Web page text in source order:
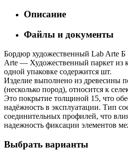
Описание
Файлы и документы
Бордюр художественный Lab Arte Б
Arte — Художественный паркет из
одной упаковке содержится шт.
Изделие выполнено из древесины
(несколько пород), относится к
Это покрытие толщиной 15, что
надёжность в эксплуатации. Тип
соединительных профилей, что
надежность фиксации элементов
Выбрать варианты